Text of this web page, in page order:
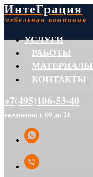
ИнтеГрация
мебельная компания
УСЛУГИ
РАБОТЫ
МАТЕРИАЛЫ
КОНТАКТЫ
+7(495)106-53-40
ежедневно с 09 до 21